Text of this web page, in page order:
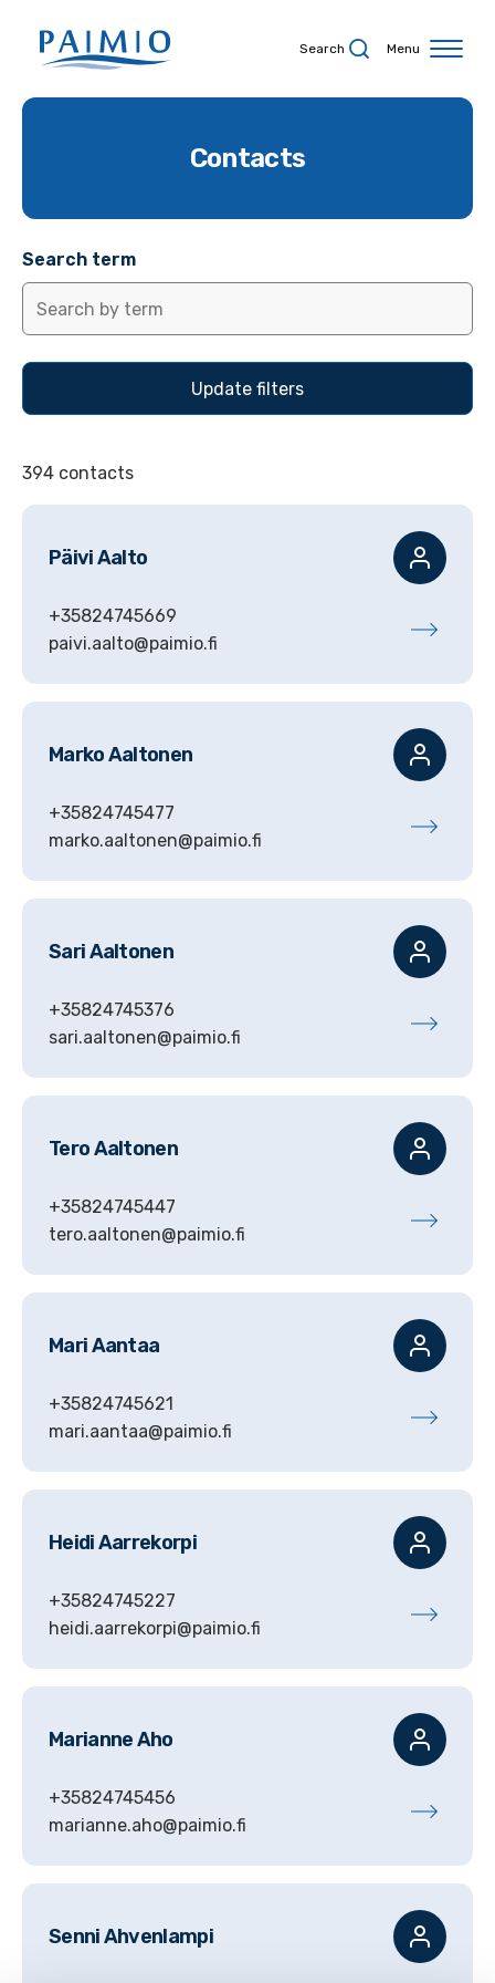
Search Menu
Contacts
Search term
394 contacts
PäiviAalto
+35824745669
paivi.aalto@paimio.fi
MarkoAaltonen
+35824745477
marko.aaltonen@paimio.fi
SariAaltonen
+35824745376
sari.aaltonen@paimio.fi
TeroAaltonen
+35824745447
tero.aaltonen@paimio.fi
MariAantaa
+35824745621
mari.aantaa@paimio.fi
HeidiAarrekorpi
+35824745227
heidi.aarrekorpi@paimio.fi
MarianneAho
+35824745456
marianne.aho@paimio.fi
SenniAhvenlampi